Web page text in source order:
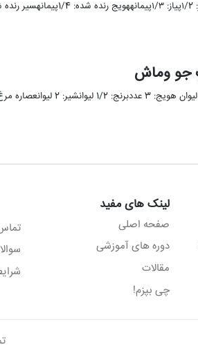
لینک های مفید
صفحه اصلی
دوره های آموزشی
مقالات
چی بپزم!